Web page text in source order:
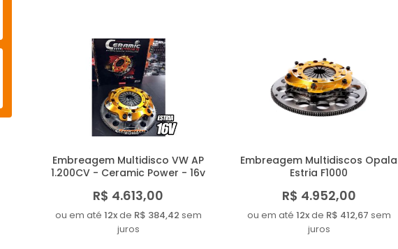
Embreagem Multidisco VW AP
1.200CV - Ceramic Power - 16v
R$ 4.613,00
ou em até 12xde R$ 384,42 sem
juros
Embreagem Multidiscos Opala
Estria F1000
R$ 4.952,00
ou em até 12xde R$ 412,67 sem
juros